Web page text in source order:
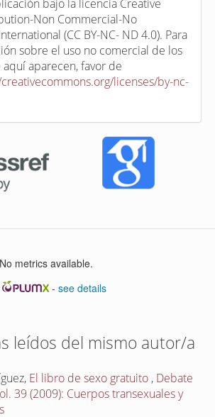
bajo la licencia Creative
Non Commercial-No
(CC BY-NC- ND 4.0). Para
sobre el uso no comercial de los
aparecen, favor de
licenses/by-nc-
No metrics available.
-see details
leídos del mismo autor/a
El libro de sexo gratuito , Debate
39 (2009): Cuerpos transexuales y